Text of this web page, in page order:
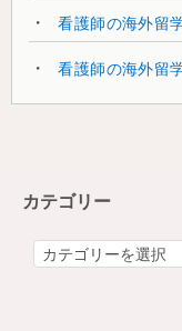
看護師の海外留
看護師の海外留
カテゴリー
カ